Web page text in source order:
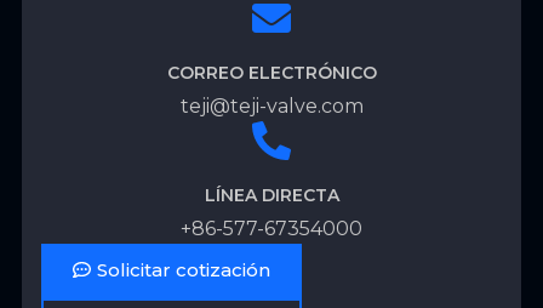
CORREO ELECTRÓNICO
teji@teji-valve.com
LÍNEA DIRECTA
+86-577-67354000
Solicitar cotización